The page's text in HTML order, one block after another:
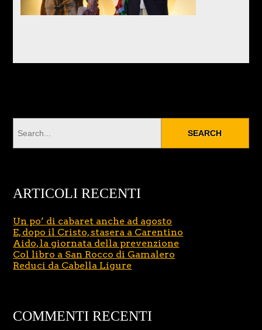
ARTICOLI RECENTI
Un po’ di cabaret anche ad agosto
E, dopo il Cristo, stasera a Carentino
Aido, la giornata della prevenzione
Col libro a San Rocco di Gamalero
Reduci da Cabella Ligure
COMMENTI RECENTI